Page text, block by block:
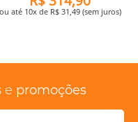
ou até 10x de R$ 31,49 (sem juros)
e promoções